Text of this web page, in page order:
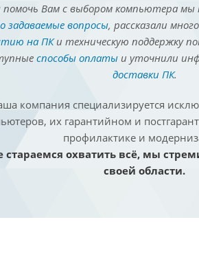
Вам с выбором компьютера мы
задаваемые вопросы, рассказали
на ПКи техническую поддержку
способы оплатыи уточнили
доставки ПК.
компания специализируется
их гарантийном и
профилактике и
стараемся охватить всё, мы
своей области.